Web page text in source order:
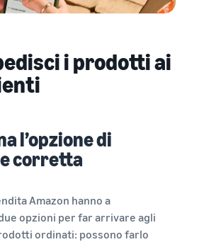
i prodotti ai
l’opzione di
corretta
Amazon hanno a
opzioni per far arrivare agli
ordinati: possono farlo